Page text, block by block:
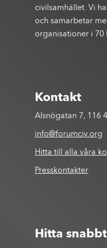
civilsamhället. Vi
och samarbetar
organisationer i 70
Kontakt
Alsnögatan 7, 116
info@forumciv.org
Hitta till alla våra
Presskontakter
Hitta snabbt